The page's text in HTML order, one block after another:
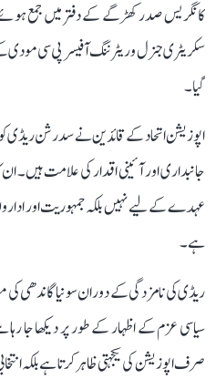
کانگریس صدر کھڑگے کے دفتر میں جمع
سکریٹری جنرل و ریٹرننگ آفیسر پی سی مودی
گیا۔
اپوزیشن اتحاد کے قائدین نے سدرشن ریڈی
جانبداری اور آئینی اقدار کی علامت ہیں۔
عہدے کے لیے نہیں بلکہ جمہوریت اور
ہے۔
ریڈی کی نامزدگی کے دوران سونیا گاندھی کی
سیاسی عزم کے اظہار کے طور پر دیکھا جا
صرف اپوزیشن کی یکجہتی ظاہر کرتا ہے بلکہ